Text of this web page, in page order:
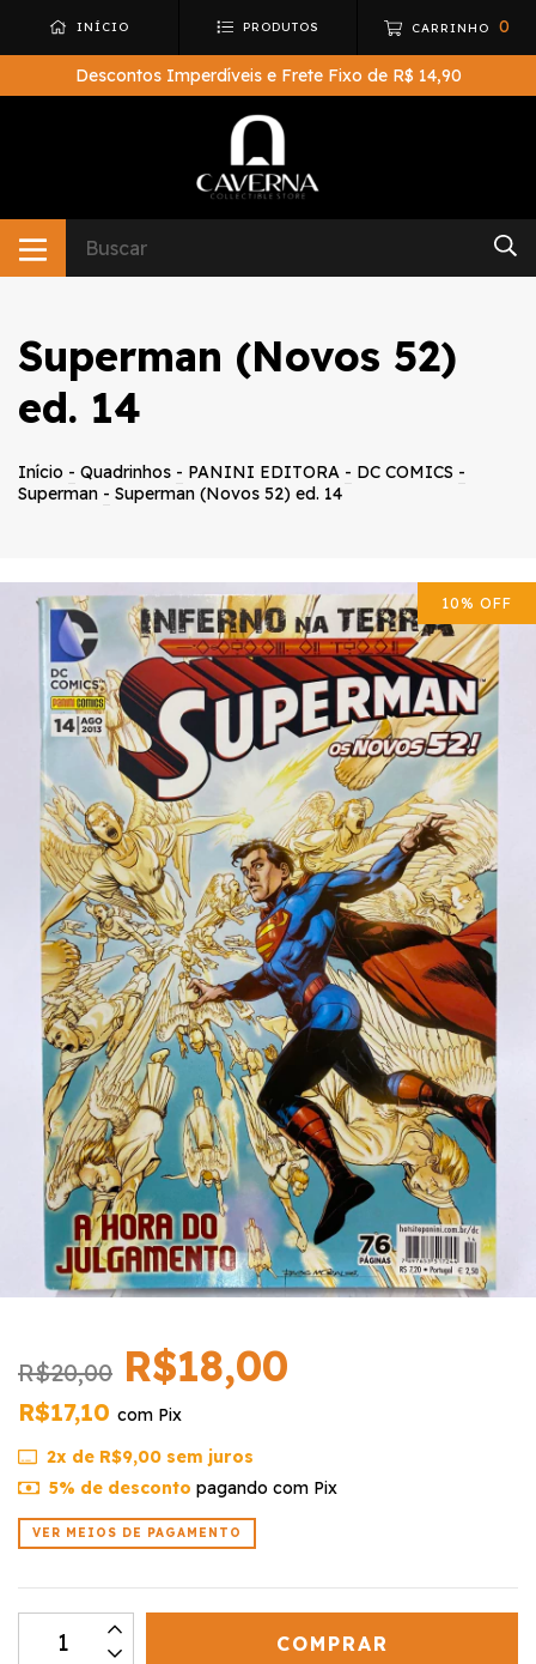
INÍCIO PRODUTOS CARRINHO 0
Descontos Imperdíveis e Frete Fixo de R$ 14,90
Superman (Novos 52)
ed. 14
Início - Quadrinhos - PANINI EDITORA - DC COMICS -
Superman - Superman (Novos 52) ed. 14
10% OFF
R$20,00 R$18,00
R$17,10 com Pix
2x de R$9,00sem juros
5% de desconto pagando com Pix
VER MEIOS DE PAGAMENTO